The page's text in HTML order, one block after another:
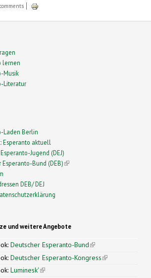
lernen
Musik
Literatur
Laden Berlin
Esperanto aktuell
Jugend (DEJ)
Esperanto-Bund (DEB)(link is external)
DEB/ DEJ
und weitere Angebote
Deutscher Esperanto-Bund(link is
external)
Deutscher Esperanto-Kongress(link is
Luminesk'(link is external)